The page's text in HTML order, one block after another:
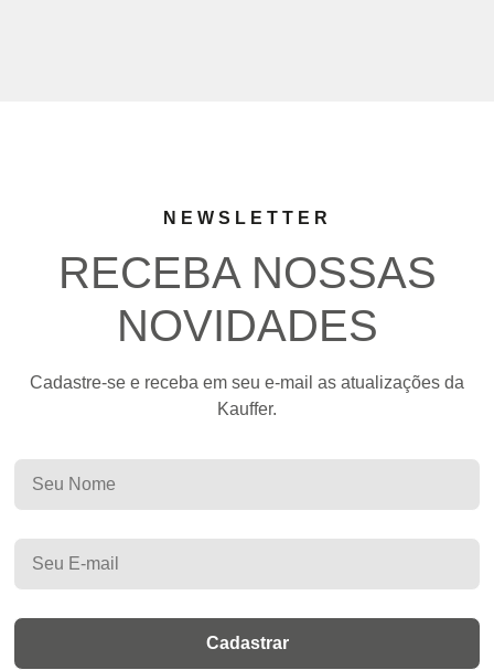
NEWSLETTER
RECEBA NOSSAS
NOVIDADES
Cadastre-se e receba em seu e-mail as atualizações da
Kauffer.